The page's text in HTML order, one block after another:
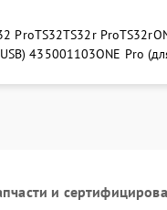
ProTS32TS32r ProTS32r
435001103ONE Pro
и